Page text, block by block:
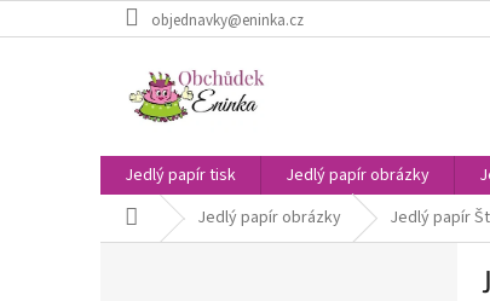
na
objednavky@eninka.cz
Jedlý papír tisk Jedlý papír obrázky
Domů Jedlý papír obrázky Jedlý papír